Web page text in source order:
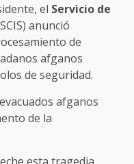
el Servicio de
anunció
de
afganos
de seguridad.
afganos
de la